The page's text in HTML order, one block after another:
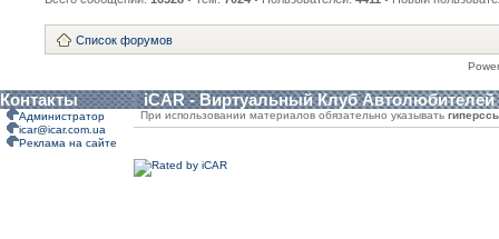
Список форумов
Контакты iCAR - Виртуальный Клуб Автолюбителей
Администратор
icar@icar.com.ua
Реклама на сайте
При использовании материалов обязательно указывать